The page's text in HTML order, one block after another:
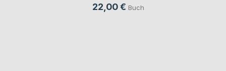
22,00 € Buch